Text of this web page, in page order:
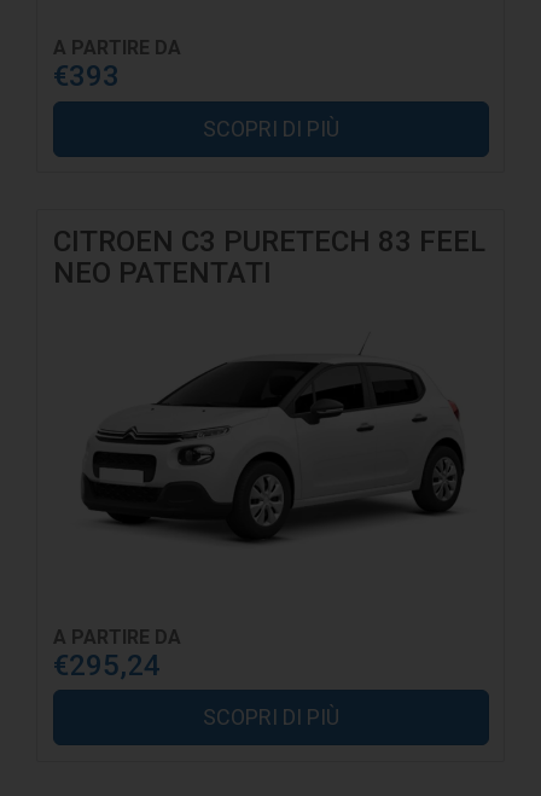
A PARTIRE DA
€393
SCOPRI DI PIÙ
CITROEN C3 PURETECH 83 FEEL
NEO PATENTATI
A PARTIRE DA
€295,24
SCOPRI DI PIÙ